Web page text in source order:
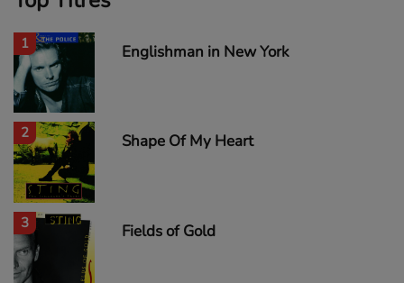
1 Englishman in New York
2 Shape Of My Heart
3 Fields of Gold